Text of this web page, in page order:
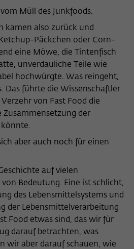
Müll des Junkfoods.
kamen also zurück und
Päckchen oder Corn-
eine Möwe, die Tintenfisch
unverdauliche Teile wie
hochwürgte. Was reingeht,
Das führte die Wissenschaftler
von Fast Food die
Zusammensetzung der
könnte.
aber auch noch für einen
auf vielen
Bedeutung. Eine ist schlicht,
des Lebensmittelsystems und
der Lebensmittelverarbeitung
Food etwas sind, das wir für
darauf betrachten, was
wir aber darauf schauen, wie
kurzlebige Cookie wird dazu
vorübergehend Daten über
Aufenthalt des Besuchs auf